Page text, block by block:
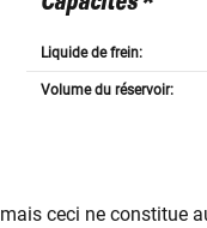
Liquide de frein:
Volume du réservoir:
ceci ne constitue